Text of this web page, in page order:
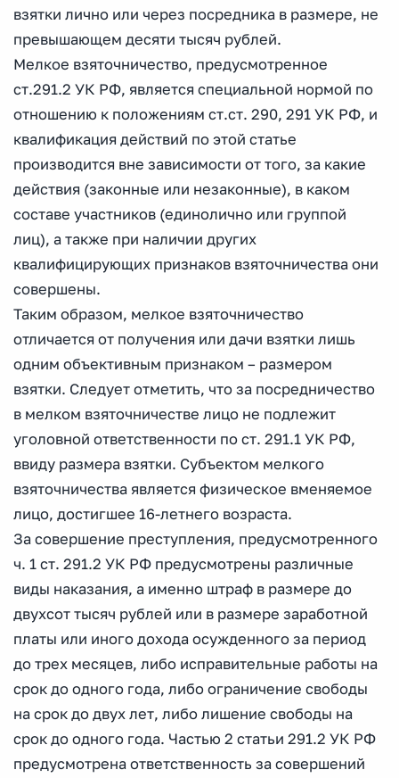
взятки лично или через посредника в размере, не
превышающем десяти тысяч рублей.
Мелкое взяточничество, предусмотренное
ст.291.2 УК РФ, является специальной нормой по
отношению к положениям ст.ст. 290, 291 УК РФ, и
квалификация действий по этой статье
производится вне зависимости от того, за какие
действия (законные или незаконные), в каком
составе участников (единолично или группой
лиц), а также при наличии других
квалифицирующих признаков взяточничества они
совершены.
Таким образом, мелкое взяточничество
отличается от получения или дачи взятки лишь
одним объективным признаком – размером
взятки. Следует отметить, что за посредничество
в мелком взяточничестве лицо не подлежит
уголовной ответственности по ст. 291.1 УК РФ,
ввиду размера взятки. Субъектом мелкого
взяточничества является физическое вменяемое
лицо, достигшее 16-летнего возраста.
За совершение преступления, предусмотренного
ч. 1 ст. 291.2 УК РФ предусмотрены различные
виды наказания, а именно штраф в размере до
двухсот тысяч рублей или в размере заработной
платы или иного дохода осужденного за период
до трех месяцев, либо исправительные работы на
срок до одного года, либо ограничение свободы
на срок до двух лет, либо лишение свободы на
срок до одного года. Частью 2 статьи 291.2 УК РФ
предусмотрена ответственность за совершений